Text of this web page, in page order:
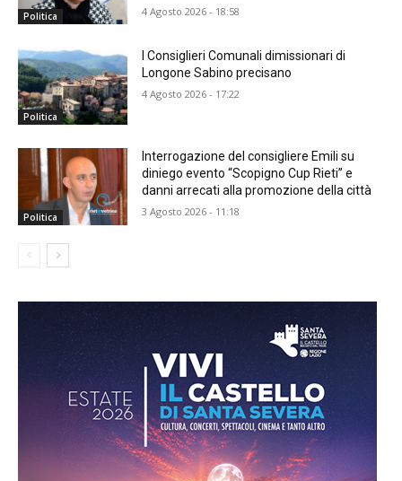
Politica 4 Agosto 2026 - 18:58
Politica
I Consiglieri Comunali dimissionari di
Longone Sabino precisano
4 Agosto 2026 - 17:22
Politica
Interrogazione del consigliere Emili su
diniego evento “Scopigno Cup Rieti” e
danni arrecati alla promozione della città
3 Agosto 2026 - 11:18